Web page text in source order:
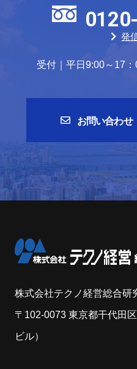
発
受付｜平日9:00～17：
お問い合わせ
株式会社テクノ経営総合研
〒102-0073 東京都干代田
ビル）